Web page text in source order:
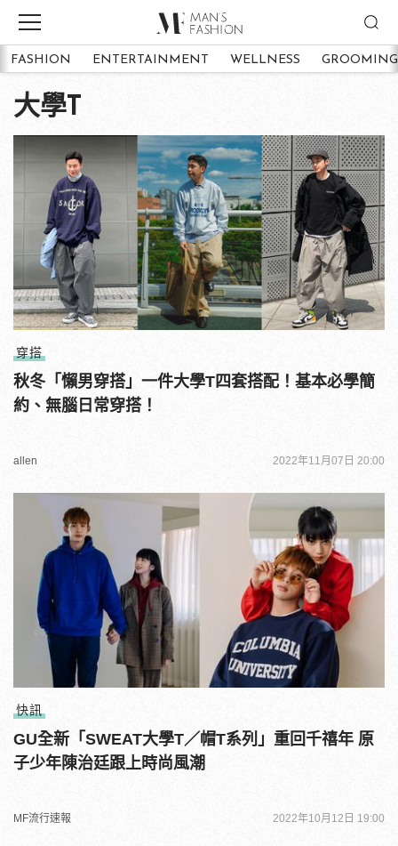
FASHION ENTERTAINMENT WELLNESS GROOMING
大學T
穿搭
秋冬「懶男穿搭」一件大學T四套搭配！基本必學簡
約、無腦日常穿搭！
allen 2022年11月07日 20:00
快訊
GU全新「SWEAT大學T／帽T系列」重回千禧年 原
子少年陳治廷跟上時尚風潮
MF流行速報 2022年10月12日 19:00